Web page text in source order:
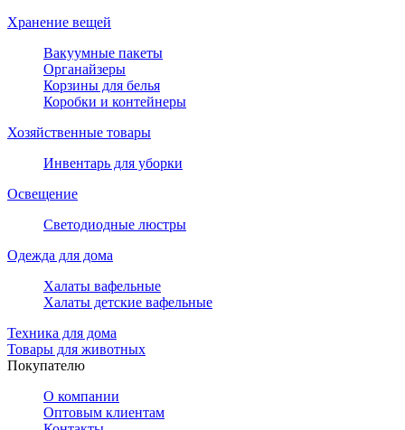
Хранение вещей
Вакуумные пакеты
Органайзеры
Корзины для белья
Коробки и контейнеры
Хозяйственные товары
Инвентарь для уборки
Освещение
Светодиодные люстры
Одежда для дома
Халаты вафельные
Халаты детские вафельные
Техника для дома
Товары для животных
Покупателю
О компании
Оптовым клиентам